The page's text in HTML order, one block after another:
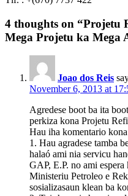
4 thoughts on “Projetu
Mega Projetu ka Mega
Joao dos Reis
November 6, 2013 at
Agredese boot ba ita
perkiza kona Projetu
Hau iha komentario
1. Hau agradese tamba
halaó ami nia servicu
GAP, E.P. no ami
Ministeriu Petroleo e
sosializasaun klean ba